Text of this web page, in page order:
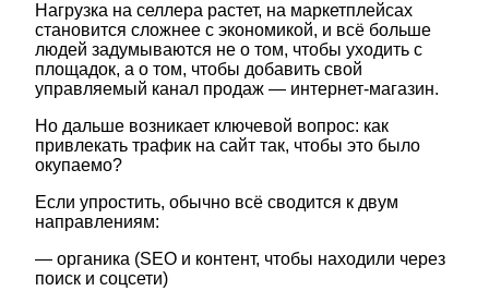
Нагрузка на селлера растет, на маркетплейсах
становится сложнее с экономикой, и всё больше
людей задумываются не о том, чтобы уходить с
площадок, а о том, чтобы добавить свой
управляемый канал продаж — интернет-магазин.
Но дальше возникает ключевой вопрос: как
привлекать трафик на сайт так, чтобы это было
окупаемо?
Если упростить, обычно всё сводится к двум
направлениям:
— органика (SEO и контент, чтобы находили через
поиск и соцсети)